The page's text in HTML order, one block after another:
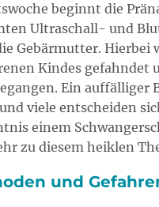
beginnt die
Ultraschall- und
Gebärmutter. Hierbei
Kindes gefahndet
Ein auffälliger
viele entscheiden
einem
zu diesem heiklen
und